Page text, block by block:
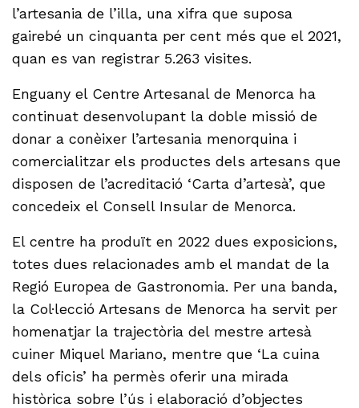
l’artesania de l’illa, una xifra que suposa
gairebé un cinquanta per cent més que el 2021,
quan es van registrar 5.263 visites.
Enguany el Centre Artesanal de Menorca ha
continuat desenvolupant la doble missió de
donar a conèixer l’artesania menorquina i
comercialitzar els productes dels artesans que
disposen de l’acreditació ‘Carta d’artesà’, que
concedeix el Consell Insular de Menorca.
El centre ha produït en 2022 dues exposicions,
totes dues relacionades amb el mandat de la
Regió Europea de Gastronomia. Per una banda,
la Col·lecció Artesans de Menorca ha servit per
homenatjar la trajectòria del mestre artesà
cuiner Miquel Mariano, mentre que ‘La cuina
dels oficis’ ha permès oferir una mirada
històrica sobre l’ús i elaboració d’objectes